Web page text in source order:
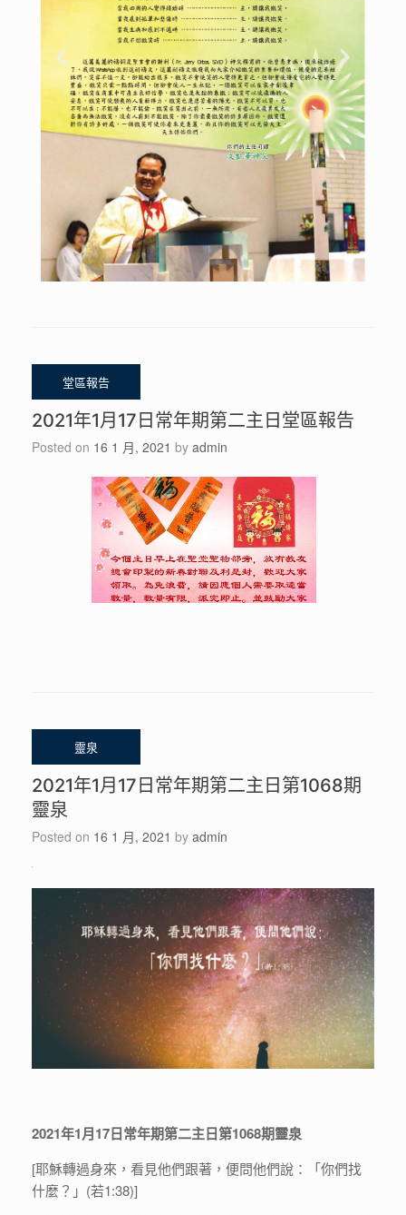
2021年1月17日常年期第二主日堂區報告
Posted on 16 1 月, 2021 by admin
2021年1月17日常年期第二主日第1068期
靈泉
Posted on 16 1 月, 2021 by admin
2021年1月17日常年期第二主日第1068期靈泉
[耶穌轉過身來，看見他們跟著，便問他們說：「你們找
什麼？」(若1:38)]